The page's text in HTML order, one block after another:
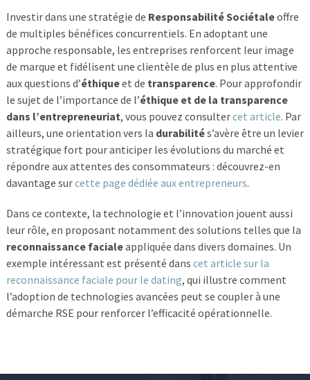
Investir dans une stratégie de Responsabilité Sociétaleoffre
de multiples bénéfices concurrentiels. En adoptant une
approche responsable, les entreprises renforcent leur image
de marque et fidélisent une clientèle de plus en plus attentive
aux questions d’éthiqueet de transparence. Pour approfondir
le sujet de l’importance de l’éthique et de la transparence
dans l’entrepreneuriat, vous pouvez consultercet article. Par
ailleurs, une orientation vers la durabilités’avère être un levier
stratégique fort pour anticiper les évolutions du marché et
répondre aux attentes des consommateurs : découvrez-en
davantage surcette page dédiée aux entrepreneurs.
Dans ce contexte, la technologie et l’innovation jouent aussi
leur rôle, en proposant notamment des solutions telles que la
reconnaissance facialeappliquée dans divers domaines. Un
exemple intéressant est présenté dans cet article sur la
reconnaissance faciale pour le dating, qui illustre comment
l’adoption de technologies avancées peut se coupler à une
démarche RSE pour renforcer l’efficacité opérationnelle.